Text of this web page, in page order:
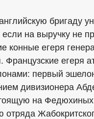
бригаду
если на выручку не
конные егеря
Французские егеря
первый
дивизионера
на
отряда